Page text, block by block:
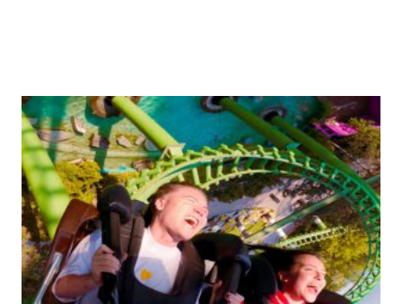
Programmi
Conduttori
Repliche
Podcast
3xTe
Interviste